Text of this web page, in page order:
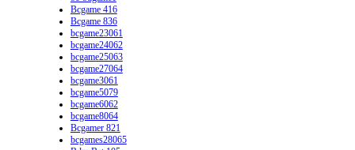
Bcgame 416
Bcgame 836
bcgame23061
bcgame24062
bcgame25063
bcgame27064
bcgame3061
bcgame5079
bcgame6062
bcgame8064
Bcgamer 821
bcgames28065